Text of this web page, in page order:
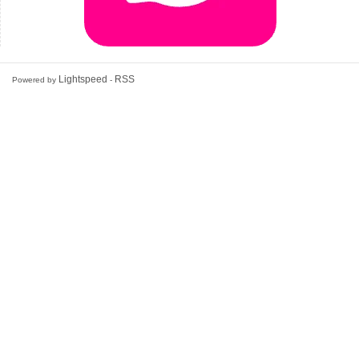
Powered by Lightspeed - RSS